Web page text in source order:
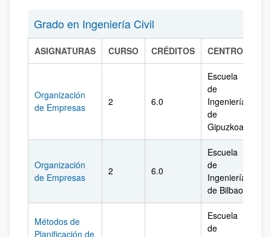
Grado en Ingeniería Civil
ASIGNATURAS CURSO CRÉDITOS CENTRO
Organización
de Empresas
2 6.0
Escuela
de
Ingeniería
de
Gipuzkoa
Organización
de Empresas
2 6.0
Escuela
de
Ingeniería
de Bilbao
Métodos de
Planificación de
Escuela
de